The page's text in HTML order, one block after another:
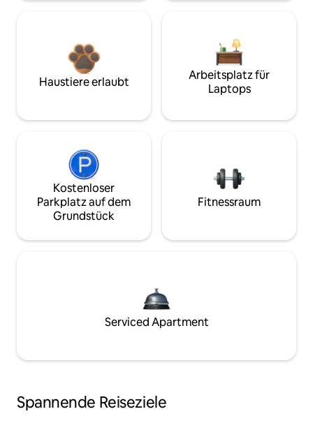
Haustiere erlaubt
Arbeitsplatz für
Laptops
Kostenloser
Parkplatz auf dem
Grundstück
Fitnessraum
Serviced Apartment
Spannende Reiseziele